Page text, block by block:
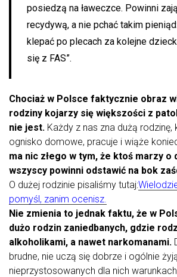
posiedzą na ławeczce. Powinni
recydywą, a nie pchać takim
klepać po plecach za kolejne
się z FAS”.
Chociaż w Polsce faktycznie obraz
rodziny kojarzy się większości z
nie jest. Każdy z nas zna dużą
ognisko domowe, pracuje i wiąże
ma nic złego w tym, że ktoś marzy o
wszyscy powinni odstawić na bok
O dużej rodzinie pisaliśmy tutaj:
pomyśl, zanim ocenisz.
Nie zmienia to jednak faktu, że w
dużo rodzin zaniedbanych, gdzie
alkoholikami, a nawet narkomanami.
brudne, nie uczą się dobrze i ogólnie
nieprzystosowanych dla nich